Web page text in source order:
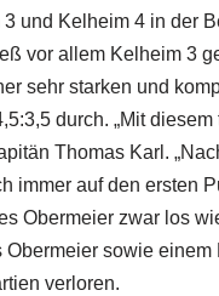
und Kelheim 4 in der
vor allem Kelheim 3
sehr starken und
durch. „Mit
Thomas Karl.
immer auf den ersten
Obermeier zwar los
sowie
verloren.